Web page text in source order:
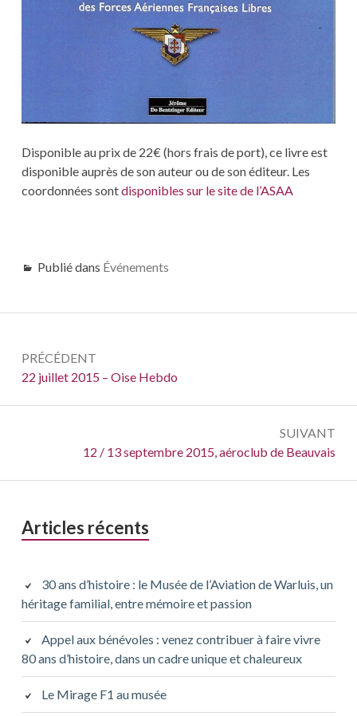
Disponible au prix de 22€ (hors frais de port), ce livre est
disponible auprès de son auteur ou de son éditeur. Les
coordonnées sontdisponibles sur le site de l’ASAA
Publié dans Événements
Navigation
de
l’article
PRÉCÉDENT
Précédent :
22 juillet 2015 – Oise Hebdo
SUIVANT
Suivant :
12 / 13 septembre 2015, aéroclub de Beauvais
Barre
principale
Articles récents
30 ans d’histoire : le Musée de l’Aviation de Warluis, un
héritage familial, entre mémoire et passion
Appel aux bénévoles : venez contribuer à faire vivre
80 ans d’histoire, dans un cadre unique et chaleureux
Le Mirage F1 au musée